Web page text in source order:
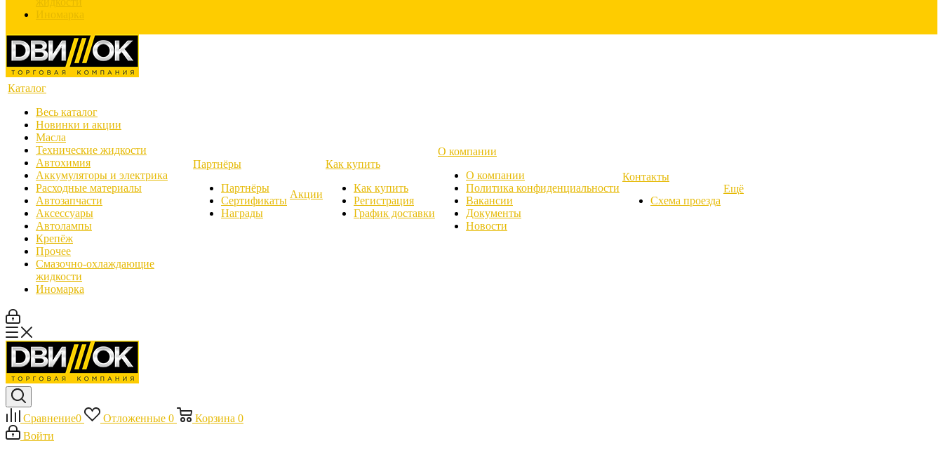
Иномарка
Каталог
Весь каталог
Новинки и акции
Масла
Технические жидкости
Автохимия
Аккумуляторы и электрика
Расходные материалы
Автозапчасти
Аксессуары
Автолампы
Крепёж
Прочее
Смазочно-охлаждающие
жидкости
Иномарка
Партнёры
Партнёры
Сертификаты
Награды
Акции
Как купить
Как купить
Регистрация
График доставки
О компании
О компании
Политика конфиденциальности
Вакансии
Документы
Новости
Контакты
Схема проезда
Ещё
Сравнение0 Отложенные 0 Корзина 0
Войти